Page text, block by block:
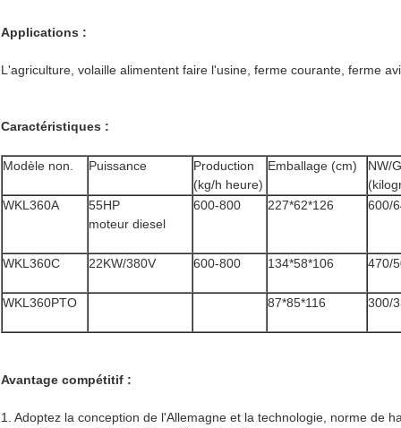
Applications :
L'agriculture, volaille alimentent faire l'usine, ferme courante, ferme
Caractéristiques :
Modèle non. Puissance
Production
(kg/h heure)
Emballage (cm)
NW/
WKL360A
55HP
moteur diesel
600-800 227*62*126 600/
WKL360C 22KW/380V 600-800 134*58*106 470/
WKL360PTO 87*85*116 300/
Avantage compétitif :
1. Adoptez la conception de l'Allemagne et la technologie, norme de